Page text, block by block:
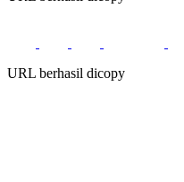
URL berhasil dicopy